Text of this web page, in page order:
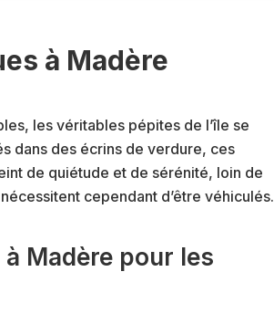
à Madère
les véritables pépites de l’île se
dans des écrins de verdure, ces
de quiétude et de sérénité, loin de
cependant d’être véhiculés.
Madère pour les